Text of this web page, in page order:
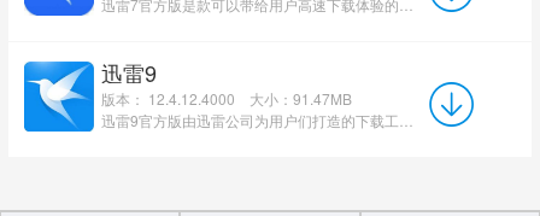
迅雷9
版本： 12.4.12.4000
大小：91.47MB